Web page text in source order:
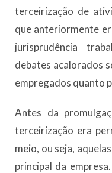
terceirização de
que anteriormente
jurisprudência
debates acalorados
empregados quanto
Antes da
terceirização era
meio, ou seja,
principal da